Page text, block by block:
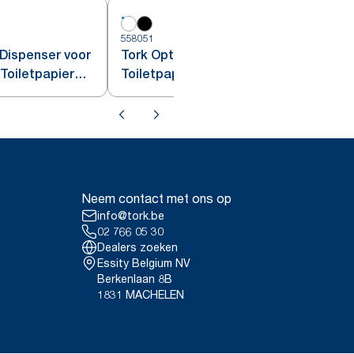
voor
558051
Tork OptiServe® Hulsloos 4-rol
Toiletpapier Dispenser
Neem contact met ons op
info@tork.be
02 766 05 30
Dealers zoeken
Essity Belgium NV
Berkenlaan 8B
1831 MACHELEN